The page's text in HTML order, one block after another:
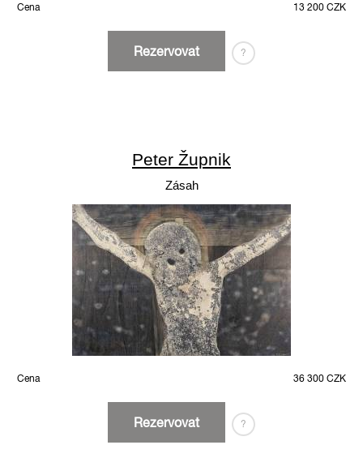
Cena 13 200 CZK
Rezervovat ?
Peter Župnik
Zásah
Cena 36 300 CZK
Rezervovat ?